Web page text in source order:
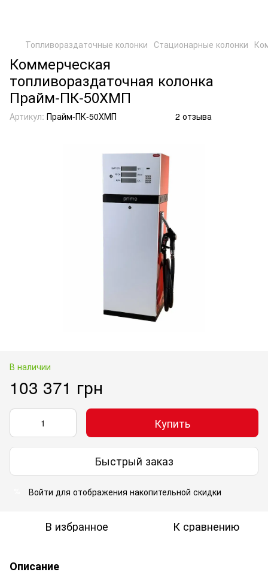
Топливораздаточные колонки Стационарные колонки
Коммерческая
топливораздаточная колонка
Прайм-ПК-50ХМП
Артикул: Прайм-ПК-50ХМП 2 отзыва
В наличии
103 371 грн
Купить
Быстрый заказ
Войти для отображения накопительной скидки
В избранное К сравнению
Описание